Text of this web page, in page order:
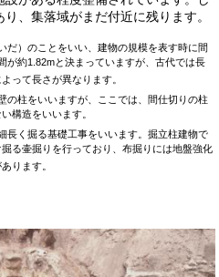
、集落域がまだ付近に残ります。
）のことをいい、建物の規模を表す時に間
が約1.82mと決まっていますが、古代では長
って長さが異なります。
の柱をいいますが、ここでは、間仕切りの柱
構造をいいます。
長く掘る基礎工事をいいます。掘立柱建物で
る壷掘りを行っており、布掘りには地盤強化
ります。